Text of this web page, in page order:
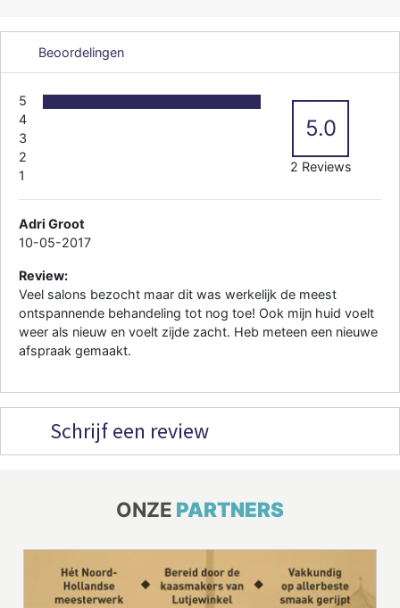
Beoordelingen
5
4
3
2
1
5.0
2 Reviews
Adri Groot
10-05-2017
Review:
Veel salons bezocht maar dit was werkelijk de meest
ontspannende behandeling tot nog toe! Ook mijn huid voelt
weer als nieuw en voelt zijde zacht. Heb meteen een nieuwe
afspraak gemaakt.
Schrijf een review
ONZE PARTNERS